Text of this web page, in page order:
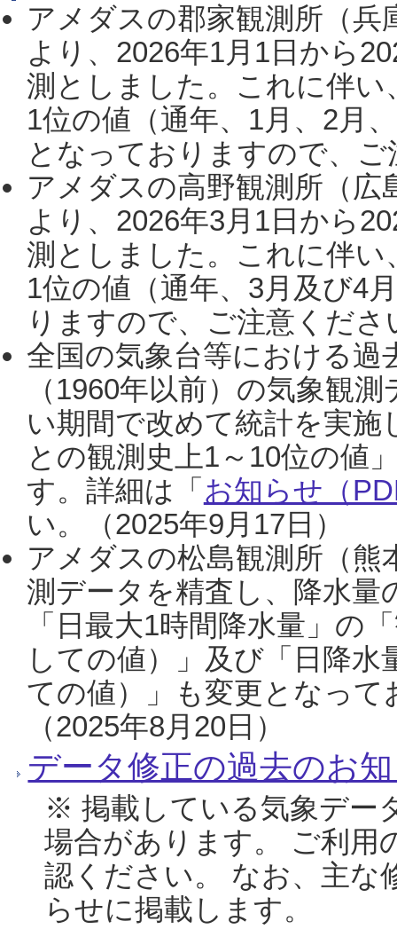
アメダスの郡家観測所（
より、2026年1月1日から
測としました。これに伴い
1位の値（通年、1月、2月
となっておりますので、
アメダスの高野観測所（
より、2026年3月1日から
測としました。これに伴い
1位の値（通年、3月及び4
りますので、ご注意くだ
全国の気象台等における過
（1960年以前）の気象観
い期間で改めて統計を実
との観測史上1～10位の値
す。詳細は「 お知らせ（
い。（2025年9月17日）
アメダスの松島観測所（熊
測データを精査し、降水
「日最大1時間降水量」の
しての値）」及び「日降
ての値）」も変更となっ
（2025年8月20日）
データ修正の過去のお
※ 掲載している気象デー
場合があります。 ご利用
認ください。 なお、主な
らせに掲載します。